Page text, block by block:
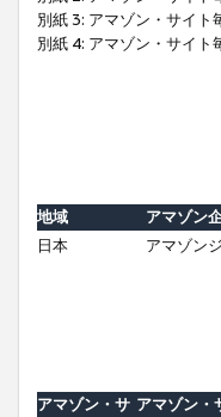
別紙 3: アマゾン・サイト
別紙 4: アマゾン・サイト
地域
アマゾン
日本
アマゾン
アマゾン・サ アマゾン・